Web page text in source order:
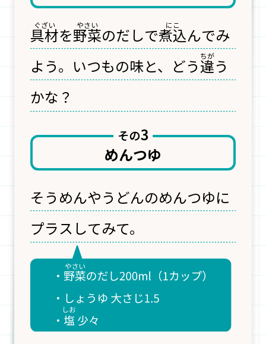
具材を野菜のだしで煮込んでみ
よう。いつもの味と、どう違う
かな？
めんつゆ
そうめんやうどんのめんつゆに
プラスしてみて。